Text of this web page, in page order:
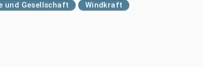
und Gesellschaft Windkraft